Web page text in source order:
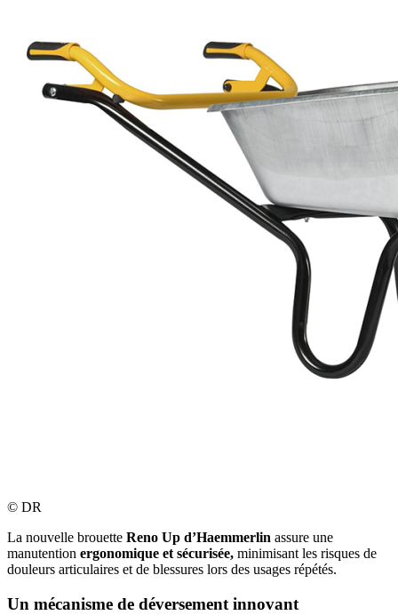
© DR
La nouvelle brouette Reno Up d’Haemmerlin assure une
manutention ergonomique et sécurisée, minimisant les risques de
douleurs articulaires et de blessures lors des usages répétés.
Un mécanisme de déversement innovant